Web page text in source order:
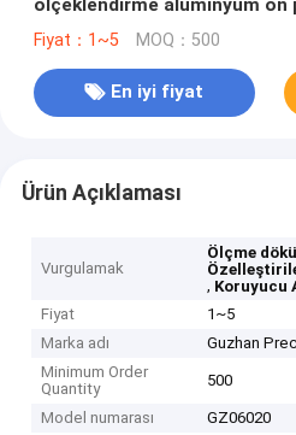
ölçeklendirme alüminyum ön
Fiyat：1~5 MOQ：500
En iyi fiyat
Ürün Açıklaması
Vurgulamak
Ölçme
, Koruyucu
Fiyat
1~5
Marka adı
Guzhan
Minimum Order
Quantity
500
Model numarası
GZ06020